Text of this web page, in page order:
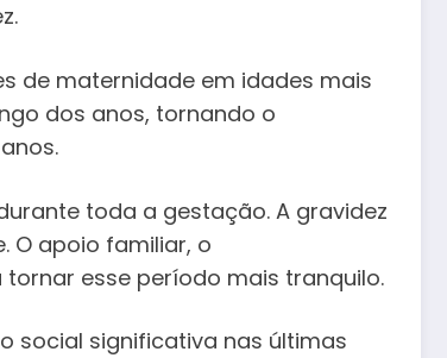
de maternidade em idades mais
dos anos, tornando o
toda a gestação. A gravidez
O apoio familiar, o
esse período mais tranquilo.
social significativa nas últimas